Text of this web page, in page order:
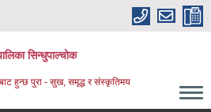
सिन्धुपाल्चाेक
हुन्छ पुरा - सुख, समृद्ध र संस्कृतिमय